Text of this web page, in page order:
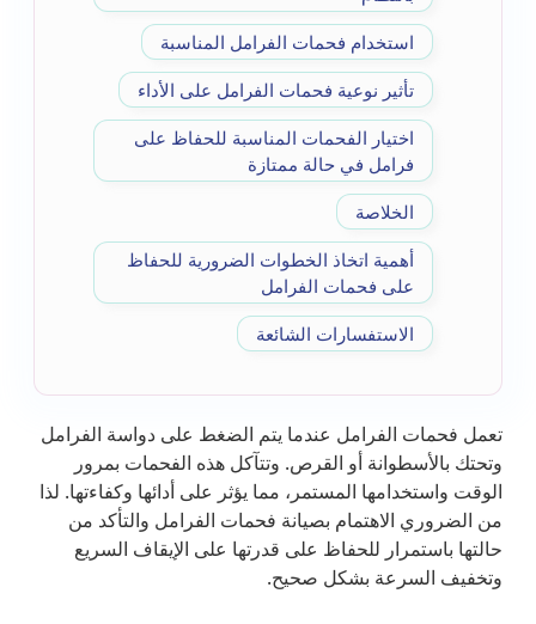
استخدام فحمات الفرامل المناسبة
تأثير نوعية فحمات الفرامل على الأداء
اختيار الفحمات المناسبة للحفاظ على
فرامل في حالة ممتازة
الخلاصة
أهمية اتخاذ الخطوات الضرورية للحفاظ
على فحمات الفرامل
الاستفسارات الشائعة
تعمل فحمات الفرامل عندما يتم الضغط على دواسة الفرامل
وتحتك بالأسطوانة أو القرص. وتتآكل هذه الفحمات بمرور
الوقت واستخدامها المستمر، مما يؤثر على أدائها وكفاءتها. لذا
من الضروري الاهتمام بصيانة فحمات الفرامل والتأكد من
حالتها باستمرار للحفاظ على قدرتها على الإيقاف السريع
وتخفيف السرعة بشكل صحيح.